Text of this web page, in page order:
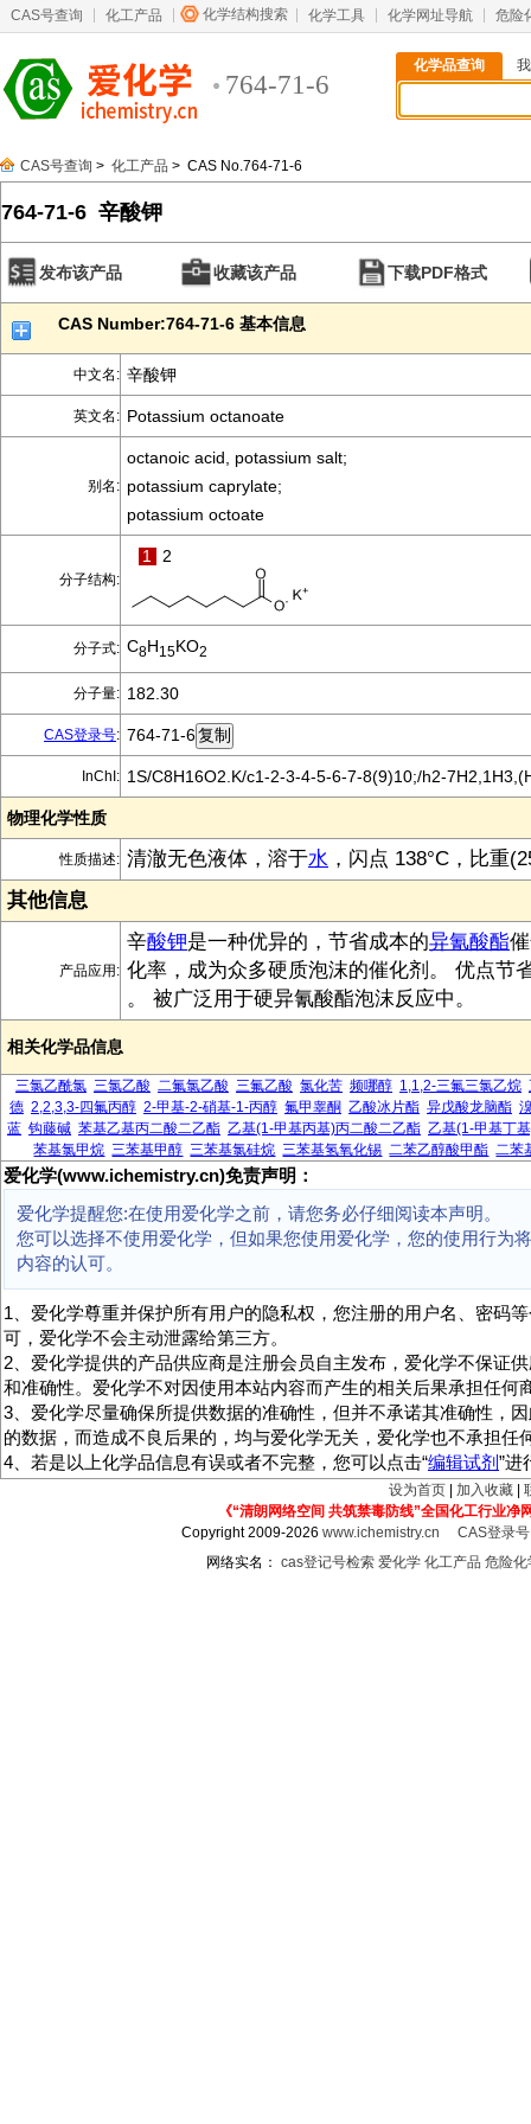
CAS号查询 化工产品 化学结构搜索 化学工具 化学网址导航 危险
764-71-6
化学品查询
CAS号查询 > 化工产品 > CAS No.764-71-6
764-71-6 辛酸钾
发布该产品 收藏该产品 下载PDF格式
CAS Number:764-71-6 基本信息
中文名: 辛酸钾
英文名: Potassium octanoate
别名:
octanoic acid, potassium salt;
potassium caprylate;
potassium octoate
分子结构:
1 2
分子式: C8H15KO2
分子量: 182.30
CAS登录号: 764-71-6
InChI: 1S/C8H16O2.K/c1-2-3-4-5-6-7-8(9)10;/h2-
物理化学性质
性质描述: 清澈无色液体，溶于水 ，闪点 138°C，比重
其他信息
产品应用:
辛酸钾是一种优异的，节省成本的异氰酸酯
化率，成为众多硬质泡沫的催化剂。 优点节
。 被广泛用于硬异氰酸酯泡沫反应中。
相关化学品信息
三氯乙酰氯 三氯乙酸 二氟氯乙酸 三氟乙酸 氯化苦 频哪醇 1,1,2-三氟三氯乙烷
德 2,2,3,3-四氟丙醇 2-甲基-2-硝基-1-丙醇 氟甲睾酮 乙酸冰片酯 异戊酸龙脑酯
蓝 钩藤碱 苯基乙基丙二酸二乙酯 乙基(1-甲基丙基)丙二酸二乙酯 乙基(1-甲基丁
苯基氯甲烷 三苯基甲醇 三苯基氯硅烷 三苯基氢氧化锡 二苯乙醇酸甲酯 二苯
爱化学(www.ichemistry.cn)免责声明：
爱化学提醒您:在使用爱化学之前，请您务必仔细阅读本声明。
您可以选择不使用爱化学，但如果您使用爱化学，您的使用行为
内容的认可。
1、爱化学尊重并保护所有用户的隐私权，您注册的用户名、密码
可，爱化学不会主动泄露给第三方。
2、爱化学提供的产品供应商是注册会员自主发布，爱化学不保证
和准确性。爱化学不对因使用本站内容而产生的相关后果承担任何
3、爱化学尽量确保所提供数据的准确性，但并不承诺其准确性，
的数据，而造成不良后果的，均与爱化学无关，爱化学也不承担任
4、若是以上化学品信息有误或者不完整，您可以点击“编辑试剂”进
设为首页 加入收藏
《“清朗网络空间 共筑禁毒防线”全国化工行业净
Copyright 2009-2026www.ichemistry.cn
CAS登录
网络实名： cas登记号检索 爱化学 化工产品 危险化